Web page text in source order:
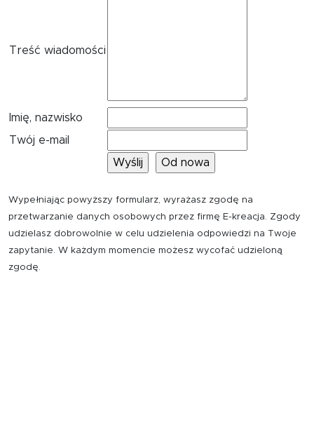
Treść wiadomości
Imię, nazwisko
Twój e-mail
Wypełniając powyższy formularz, wyrażasz zgodę na
przetwarzanie danych osobowych przez firmę E-kreacja. Zgody
udzielasz dobrowolnie w celu udzielenia odpowiedzi na Twoje
zapytanie. W każdym momencie możesz wycofać udzieloną
zgodę.